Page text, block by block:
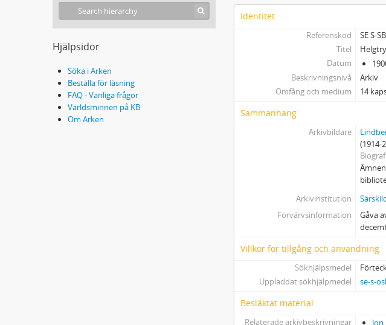
Hjälpsidor
Söka i Arken
Beställa för läsning
FAQ - Vanliga frågor
Världsminnen på KB
Om Arken
Identitet
Referenskod
SE S-
Titel
Datum
Beskrivningsnivå
Arkiv
Omfång och medium
14
Sammanhang
Arkivbildare
(1914-
Arkivinstitution
Förvärvsinformation
Gåva
Villkor för tillgång och användning
Sökhjälpsmedel
Uppladdat sökhjälpmedel
se-s-
Besläktat material
Relaterade arkivbeskrivningar